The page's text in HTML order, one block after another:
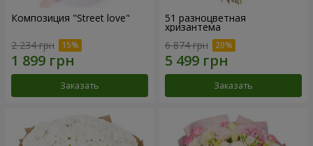
Композиция "Street love"
2 234 грн
Заказать
51 разноцветная
хризантема
6 874 грн
Заказать